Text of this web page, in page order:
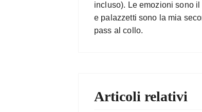
incluso). Le emozioni sono
e palazzetti sono la mia
pass al collo.
Articoli relativi